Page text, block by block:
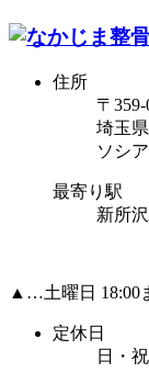
住所
〒359-
埼玉
ソシ
最寄り駅
新所
▲…土曜日 18:00
定休日
日・